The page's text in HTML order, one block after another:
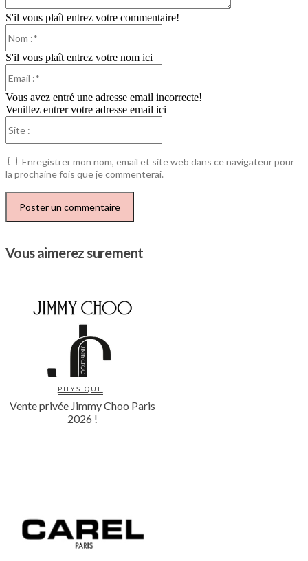
S'il vous plaît entrez votre commentaire!
S'il vous plaît entrez votre nom ici
Vous avez entré une adresse email incorrecte!
Veuillez entrer votre adresse email ici
Enregistrer mon nom, email et site web dans ce navigateur pour
la prochaine fois que je commenterai.
Vous aimerez surement
PHYSIQUE
Vente privée Jimmy Choo Paris
2026 !